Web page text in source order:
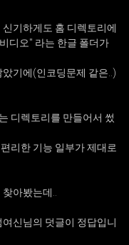
기하게도 홈 디렉토리에
디오" 라는 한글 폴더가
기에(인코딩문제 같은..)
디렉토리를 만들어서 썼
리한 기능 일부가 제대로
아봤는데..
신님의 덧글이 정답입니